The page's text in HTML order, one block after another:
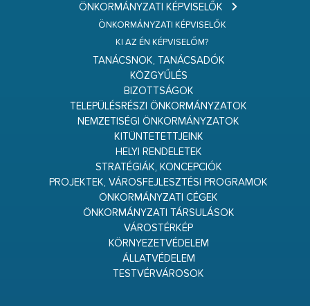
ÖNKORMÁNYZATI KÉPVISELŐK
ÖNKORMÁNYZATI KÉPVISELŐK
KI AZ ÉN KÉPVISELŐM?
TANÁCSNOK, TANÁCSADÓK
KÖZGYŰLÉS
BIZOTTSÁGOK
TELEPÜLÉSRÉSZI ÖNKORMÁNYZATOK
NEMZETISÉGI ÖNKORMÁNYZATOK
KITÜNTETETTJEINK
HELYI RENDELETEK
STRATÉGIÁK, KONCEPCIÓK
PROJEKTEK, VÁROSFEJLESZTÉSI PROGRAMOK
ÖNKORMÁNYZATI CÉGEK
ÖNKORMÁNYZATI TÁRSULÁSOK
VÁROSTÉRKÉP
KÖRNYEZETVÉDELEM
ÁLLATVÉDELEM
TESTVÉRVÁROSOK